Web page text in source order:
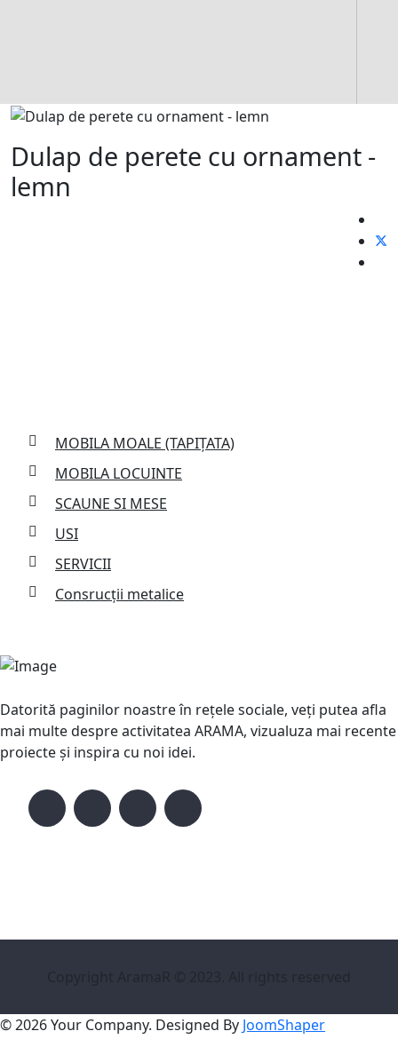
Dulap de perete cu ornament -
lemn
MOBILA MOALE (TAPIȚATA)
MOBILA LOCUINTE
SCAUNE SI MESE
USI
SERVICII
Consrucții metalice
Datorită paginilor noastre în rețele sociale, veți putea afla
mai multe despre activitatea ARAMA, vizualuza mai recente
proiecte și inspira cu noi idei.
Copyright AramaR © 2023. All rights reserved
© 2026 Your Company. Designed By JoomShaper